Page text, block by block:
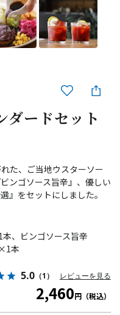
ダードセット
た、ご当地ウスターソー
ンゴソース旨辛』、優しい
』をセットにしました。
、ビンゴソース旨辛
本
5.0 （1） レビューを見る
2,460円（税込）